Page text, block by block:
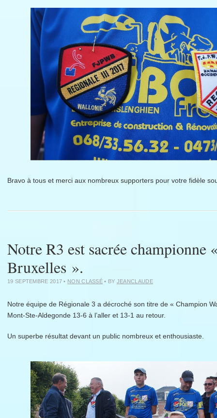
Bravo à tous et merci aux nombreux supporters pour votre fidèle
Notre R3 est sacrée championne
Bruxelles ».
19 SEPTEMBRE 2017 • NON CLASSÉ • BY JEANCLAUDE
Notre équipe de Régionale 3 a décroché son titre de « Champion
Mont-Ste-Aldegonde 13-6 à l’aller et 13-1 au retour.
Un superbe résultat devant un public nombreux et enthousiaste.